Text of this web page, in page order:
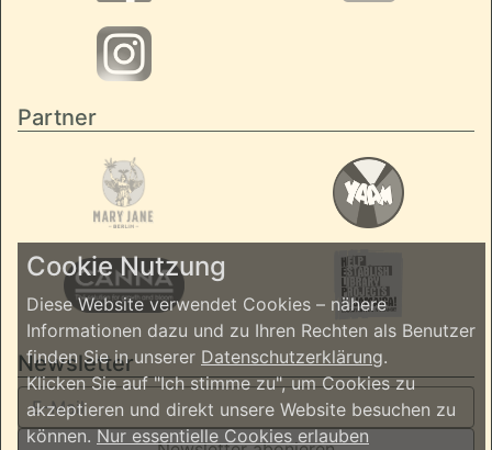
Partner
Newsletter
Cookie Nutzung
Diese Website verwendet Cookies – nähere
Informationen dazu und zu Ihren Rechten als Benutzer
finden Sie in unserer Datenschutzerklärung.
Klicken Sie auf "Ich stimme zu", um Cookies zu
akzeptieren und direkt unsere Website besuchen zu
können.Nur essentielle Cookies erlauben